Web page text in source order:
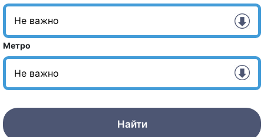
Метро
Найти